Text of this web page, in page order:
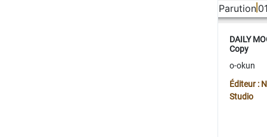
Parution
DAILY
Copy
o-okun
Éditeur :
Studio